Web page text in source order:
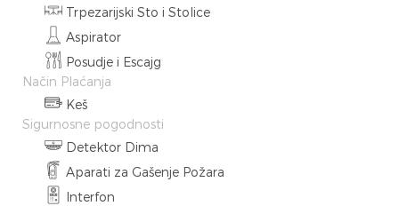
Trpezarijski Sto i Stolice
Aspirator
Posudje i Escajg
Način Plaćanja
Keš
Sigurnosne pogodnosti
Detektor Dima
Aparati za Gašenje Požara
Interfon